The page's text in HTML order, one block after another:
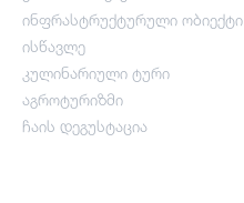
გართობა / ვაჭრობა
ინფრასტრუქტურული ობიექტი
ისწავლე
კულინარიული ტური
აგროტურიზმი
ჩაის დეგუსტაცია